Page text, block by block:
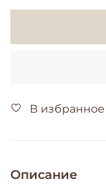
В избранное
Описание